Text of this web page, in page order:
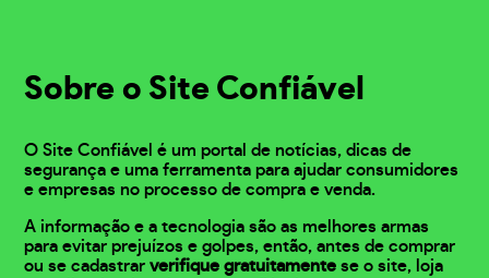
Sobre o Site Confiável
O Site Confiável é um portal de notícias, dicas de
segurança e uma ferramenta para ajudar consumidores
e empresas no processo de compra e venda.
A informação e a tecnologia são as melhores armas
para evitar prejuízos e golpes, então, antes de comprar
ou se cadastrarverifique gratuitamente se o site, loja